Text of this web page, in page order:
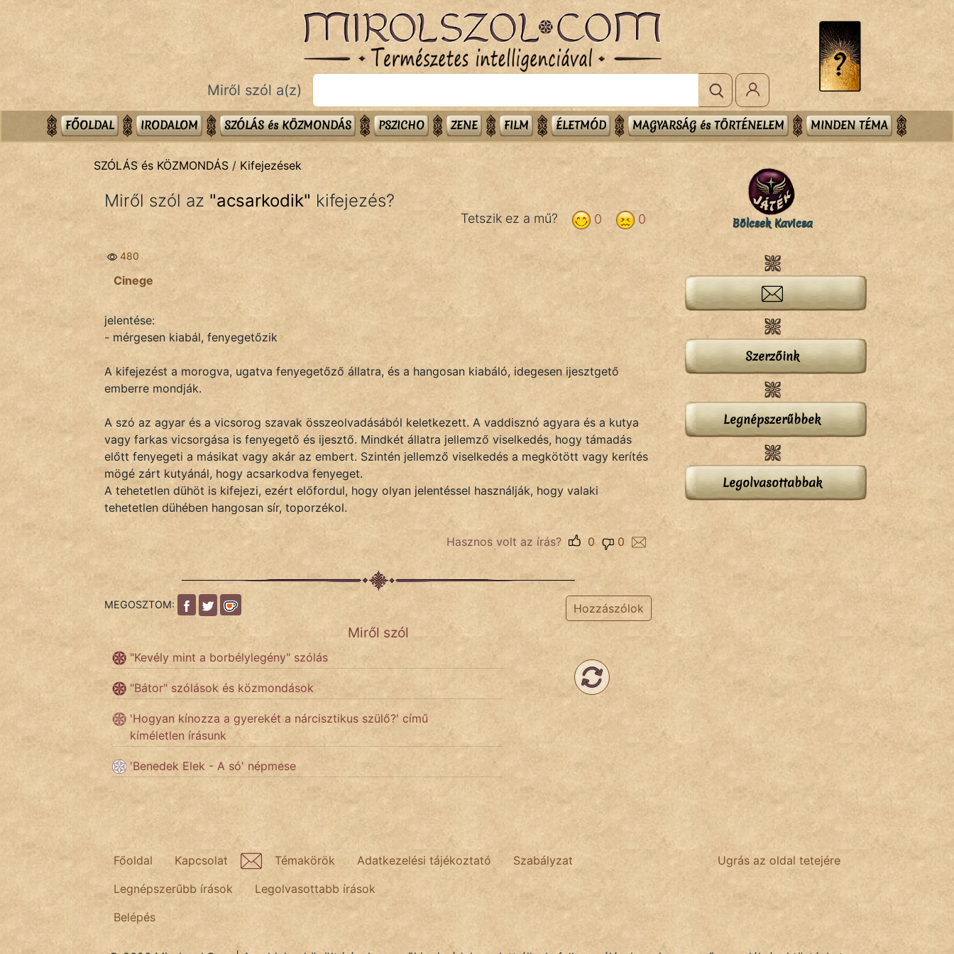
Bibliai
Közmondások
Szóláscsoportok
KÖZMONDÁS
FILM
fantom
Láron Ádám
Miről szól a(z)
FŐOLDAL IRODALOM SZÓLÁS és KÖZMONDÁS PSZICHO ZENE FILM ÉLETMÓD MAGYARSÁG és TÖRTÉNELEM MINDEN TÉMA
SZÓLÁS és KÖZMONDÁS / Kifejezések
Miről szól az "acsarkodik" kifejezés?
0
0
Tetszik ez a mű?
480
Cinege
jelentése:
- mérgesen kiabál, fenyegetőzik
A kifejezést a morogva, ugatva fenyegetőző állatra, és a hangosan kiabáló, idegesen ijesztgető
emberre mondják.
A szó az agyar és a vicsorog szavak összeolvadásából keletkezett. A vaddisznó agyara és a kutya
vagy farkas vicsorgása is fenyegető és ijesztő. Mindkét állatra jellemző viselkedés, hogy támadás
előtt fenyegeti a másikat vagy akár az embert. Szintén jellemző viselkedés a megkötött vagy kerítés
mögé zárt kutyánál, hogy acsarkodva fenyeget.
A tehetetlen dühöt is kifejezi, ezért előfordul, hogy olyan jelentéssel használják, hogy valaki
tehetetlen dühében hangosan sír, toporzékol.
Hasznos volt az írás? 0
0
MEGOSZTOM: Hozzászólok
Miről szól
"Kevély mint a borbélylegény" szólás
"Bátor" szólások és közmondások
'Hogyan kínozza a gyerekét a nárcisztikus szülő?' című
kíméletlen írásunk
'Benedek Elek - A só' népmese
Bölcsek Kavicsa
Szerzőink
Legnépszerűbbek
Legolvasottabbak
Ugrás az oldal tetejére
Főoldal Kapcsolat Témakörök Adatkezelési tájékoztató
Szabályzat
Legnépszerűbb írások
Legolvasottabb írások
Belépés